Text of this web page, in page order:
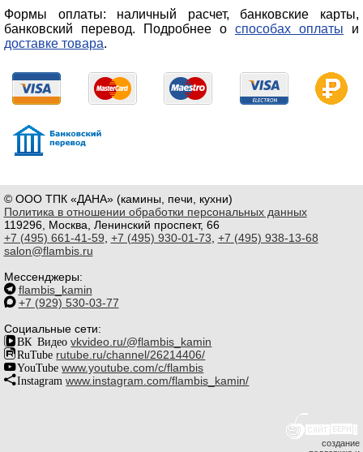
Формы оплаты: наличный расчет, банковские карты,
банковский перевод. Подробнее о способах оплаты и
доставке товара.
© ООО ТПК «ДАНА» (камины, печи, кухни)
Политика в отношении обработки персональных данных
119296, Москва, Ленинский проспект, 66
+7 (495) 661-41-59 +7 (495) 930-01-73 +7 (495) 938-13-68
salon@flambis.ru
Мессенджеры:
flambis_kamin
+7 (929) 530-03-77
Социальные сети:
ВК Видео vkvideo.ru/@flambis_kamin
RuTube rutube.ru/channel/26214406/
YouTube www.youtube.com/c/flambis
Instagram www.instagram.com/flambis_kamin/
создание